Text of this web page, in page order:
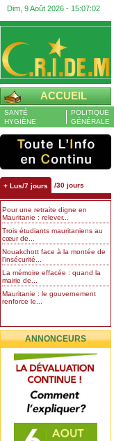
Dim, 9 Août 2026 - 15:07:03
ACCUEIL
SANTÉ
HYGIÈNE
POLITIQUE
GÉNÉRALE
+ Lus/7 jours /30 jours
Pour une retraite digne en
Mauritanie : relever...
Trois étudiants mauritaniens au
cœur de...
Nouakchott face à la montée de
l’insécurité...
La mémoire effacée : quand la
mairie de...
Mauritanie : le gouvernement
renforce le...
ANNONCEURS